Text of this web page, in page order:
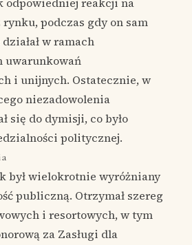
rynku, podczas gdy on sam
w ramach
uwarunkowań
i unijnych. Ostatecznie, w
niezadowolenia
się do dymisji, co było
politycznej.
był wielokrotnie wyróżniany
publiczną. Otrzymał szereg
i resortowych, w tym
za Zasługi dla